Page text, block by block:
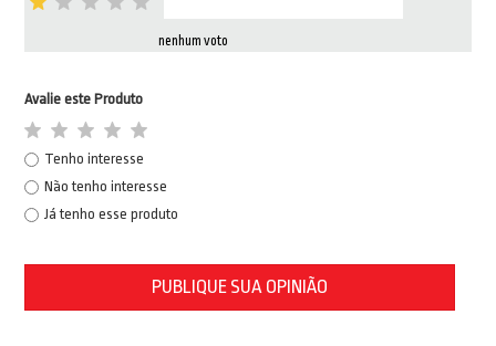
nenhum voto
Avalie este Produto
Tenho interesse
Não tenho interesse
Já tenho esse produto
PUBLIQUE SUA OPINIÃO